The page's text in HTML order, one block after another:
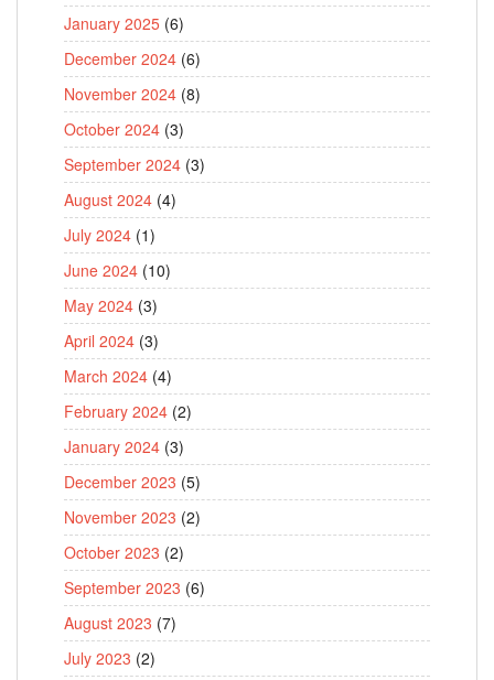
January 2025 (6)
December 2024 (6)
November 2024 (8)
October 2024 (3)
September 2024 (3)
August 2024 (4)
July 2024 (1)
June 2024 (10)
May 2024 (3)
April 2024 (3)
March 2024 (4)
February 2024 (2)
January 2024 (3)
December 2023 (5)
November 2023 (2)
October 2023 (2)
September 2023 (6)
August 2023 (7)
July 2023 (2)